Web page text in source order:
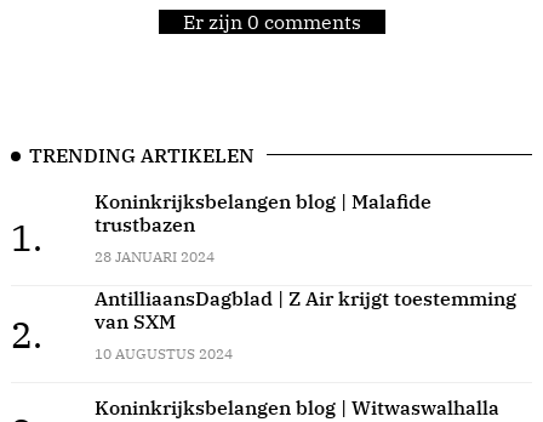
Er zijn 0 comments
TRENDING ARTIKELEN
1.
Koninkrijksbelangen blog | Malafide
trustbazen
28 JANUARI 2024
2.
AntilliaansDagblad | Z Air krijgt toestemming
van SXM
10 AUGUSTUS 2024
Koninkrijksbelangen blog | Witwaswalhalla